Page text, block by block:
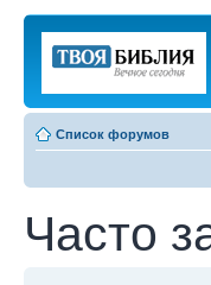
Список форумов
Часто